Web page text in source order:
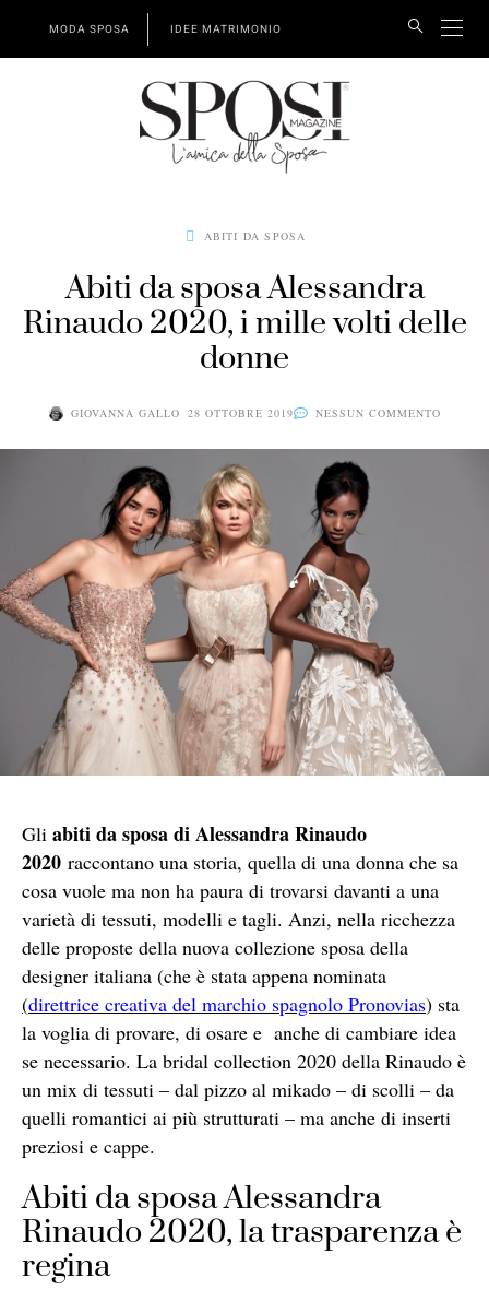
MODA SPOSA IDEE MATRIMONIO
ABITI DA SPOSA
Abiti da sposa Alessandra
Rinaudo 2020, i mille volti delle
donne
GIOVANNA GALLO 28 OTTOBRE 2019 NESSUN COMMENTO
Gli abiti da sposa di Alessandra Rinaudo
2020 raccontano una storia, quella di una donna che sa
cosa vuole ma non ha paura di trovarsi davanti a una
varietà di tessuti, modelli e tagli. Anzi, nella ricchezza
delle proposte della nuova collezione sposa della
designer italiana (che è stata appena nominata
(direttrice creativa del marchio spagnolo Pronovias) sta
la voglia di provare, di osare e anche di cambiare idea
se necessario. La bridal collection 2020 della Rinaudo è
un mix di tessuti – dal pizzo al mikado – di scolli – da
quelli romantici ai più strutturati – ma anche di inserti
preziosi e cappe.
Abiti da sposa Alessandra
Rinaudo 2020, la trasparenza è
regina